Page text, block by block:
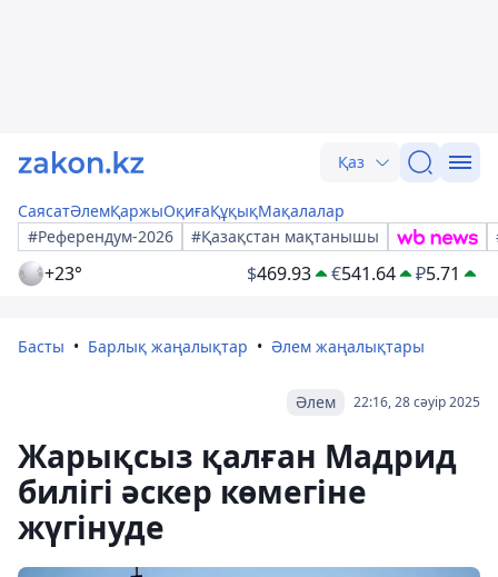
Қаз
СаясатӘлемҚаржыОқиғаҚұқықМақалалар
#Референдум-2026
#Қазақстан мақтанышы
+23° $469.93 €541.64 ₽5.71
Басты Барлық жаңалықтар Әлем жаңалықтары
22:16, 28 сәуір 2025
Әлем
Жарықсыз қалған Мадрид
билігі әскер көмегіне
жүгінуде